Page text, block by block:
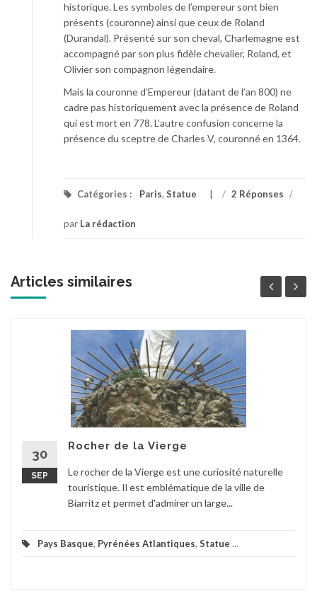
historique. Les symboles de l’empereur sont bien
présents (couronne) ainsi que ceux de Roland
(Durandal). Présenté sur son cheval, Charlemagne est
accompagné par son plus fidèle chevalier, Roland, et
Olivier son compagnon légendaire.
Mais la couronne d’Empereur (datant de l’an 800) ne
cadre pas historiquement avec la présence de Roland
qui est mort en 778. L’autre confusion concerne la
présence du sceptre de Charles V, couronné en 1364.
Catégories : Paris, Statue / 2 Réponses /
par La rédaction
Articles similaires
30
SEP
Rocher de la Vierge
Le rocher de la Vierge est une curiosité naturelle
touristique. Il est emblématique de la ville de
Biarritz et permet d'admirer un large...
Pays Basque, Pyrénées Atlantiques, Statue ...